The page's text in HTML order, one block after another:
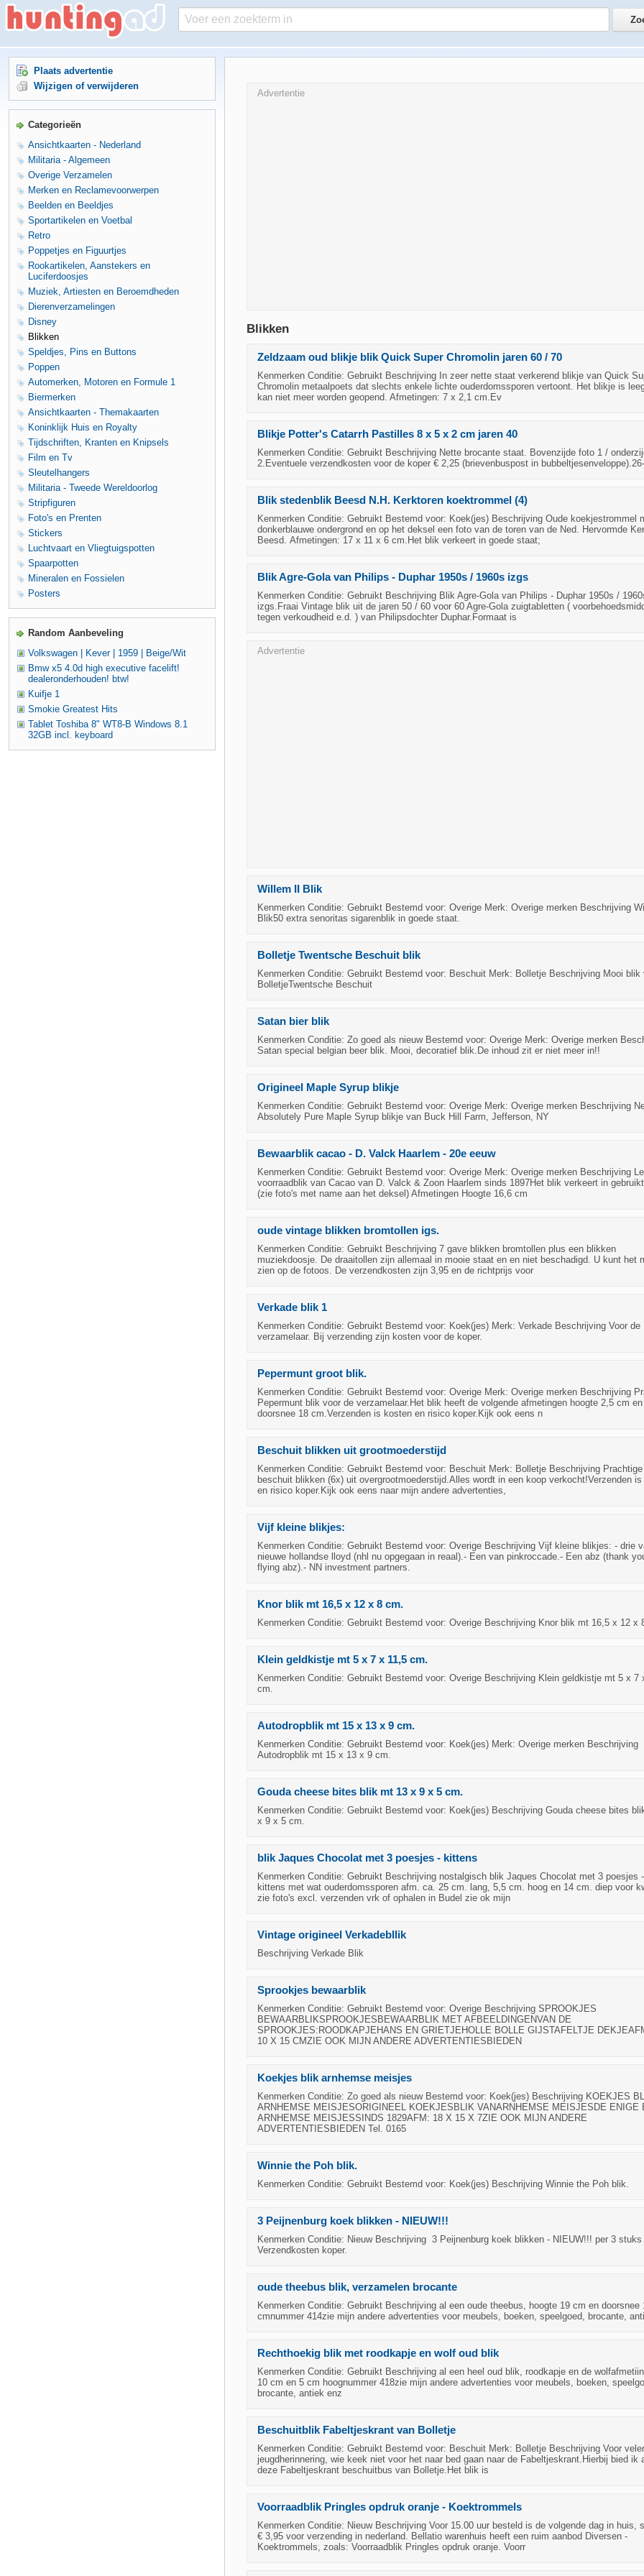
Advertentie
Blikken
Zeldzaam oud blikje blik Quick Super Chromolin jaren 60 / 70
Kenmerken Conditie: Gebruikt Beschrijving In zeer nette staat verkerend blikje van Quick
Chromolin metaalpoets dat slechts enkele lichte ouderdomssporen vertoont. Het blikje is
kan niet meer worden geopend. Afmetingen: 7 x 2,1 cm.Ev
Blikje Potter's Catarrh Pastilles 8 x 5 x 2 cm jaren 40
Kenmerken Conditie: Gebruikt Beschrijving Nette brocante staat. Bovenzijde foto 1 /
2.Eventuele verzendkosten voor de koper € 2,25 (brievenbuspost in
Blik stedenblik Beesd N.H. Kerktoren koektrommel (4)
Kenmerken Conditie: Gebruikt Bestemd voor: Koek(jes) Beschrijving Oude koekjestrommel
donkerblauwe ondergrond en op het deksel een foto van de toren van de Ned. Hervormde
Beesd. Afmetingen: 17 x 11 x 6 cm.Het blik verkeert in goede staat;
Blik Agre-Gola van Philips - Duphar 1950s / 1960s izgs
Kenmerken Conditie: Gebruikt Beschrijving Blik Agre-Gola van Philips - Duphar 1950s /
izgs.Fraai Vintage blik uit de jaren 50 / 60 voor 60 Agre-Gola zuigtabletten (
tegen verkoudheid e.d. ) van Philipsdochter Duphar.Formaat is
Advertentie
Willem II Blik
Kenmerken Conditie: Gebruikt Bestemd voor: Overige Merk: Overige merken Beschrijving
Blik50 extra senoritas sigarenblik in goede staat.
Bolletje Twentsche Beschuit blik
Kenmerken Conditie: Gebruikt Bestemd voor: Beschuit Merk: Bolletje Beschrijving Mooi blik
BolletjeTwentsche Beschuit
Satan bier blik
Kenmerken Conditie: Zo goed als nieuw Bestemd voor: Overige Merk: Overige merken
Satan special belgian beer blik. Mooi, decoratief blik.De inhoud zit er niet meer in!!
Origineel Maple Syrup blikje
Kenmerken Conditie: Gebruikt Bestemd voor: Overige Merk: Overige merken Beschrijving
Absolutely Pure Maple Syrup blikje van Buck Hill Farm, Jefferson, NY
Bewaarblik cacao - D. Valck Haarlem - 20e eeuw
Kenmerken Conditie: Gebruikt Bestemd voor: Overige Merk: Overige merken Beschrijving
voorraadblik van Cacao van D. Valck & Zoon Haarlem sinds 1897Het blik verkeert in
(zie foto's met name aan het deksel) Afmetingen Hoogte 16,6 cm
oude vintage blikken bromtollen igs.
Kenmerken Conditie: Gebruikt Beschrijving 7 gave blikken bromtollen plus een blikken
muziekdoosje. De draaitollen zijn allemaal in mooie staat en en niet beschadigd. U kunt het
zien op de fotoos. De verzendkosten zijn 3,95 en de richtprijs voor
Verkade blik 1
Kenmerken Conditie: Gebruikt Bestemd voor: Koek(jes) Merk: Verkade Beschrijving Voor de
verzamelaar. Bij verzending zijn kosten voor de koper.
Pepermunt groot blik.
Kenmerken Conditie: Gebruikt Bestemd voor: Overige Merk: Overige merken Beschrijving
Pepermunt blik voor de verzamelaar.Het blik heeft de volgende afmetingen hoogte 2,5 cm en
doorsnee 18 cm.Verzenden is kosten en risico koper.Kijk ook eens n
Beschuit blikken uit grootmoederstijd
Kenmerken Conditie: Gebruikt Bestemd voor: Beschuit Merk: Bolletje Beschrijving Prachtige
beschuit blikken (6x) uit overgrootmoederstijd.Alles wordt in een koop verkocht!Verzenden
en risico koper.Kijk ook eens naar mijn andere advertenties,
Vijf kleine blikjes:
Kenmerken Conditie: Gebruikt Bestemd voor: Overige Beschrijving Vijf kleine blikjes: - drie
nieuwe hollandse lloyd (nhl nu opgegaan in reaal).- Een van pinkroccade.- Een abz (thank
flying abz).- NN investment partners.
Knor blik mt 16,5 x 12 x 8 cm.
Kenmerken Conditie: Gebruikt Bestemd voor: Overige Beschrijving Knor blik mt 16,5 x 12 x
Klein geldkistje mt 5 x 7 x 11,5 cm.
Kenmerken Conditie: Gebruikt Bestemd voor: Overige Beschrijving Klein geldkistje mt 5 x 7
cm.
Autodropblik mt 15 x 13 x 9 cm.
Kenmerken Conditie: Gebruikt Bestemd voor: Koek(jes) Merk: Overige merken Beschrijving
Autodropblik mt 15 x 13 x 9 cm.
Gouda cheese bites blik mt 13 x 9 x 5 cm.
Kenmerken Conditie: Gebruikt Bestemd voor: Koek(jes) Beschrijving Gouda cheese bites
x 9 x 5 cm.
blik Jaques Chocolat met 3 poesjes - kittens
Kenmerken Conditie: Gebruikt Beschrijving nostalgisch blik Jaques Chocolat met 3 poesjes -
kittens met wat ouderdomssporen afm. ca. 25 cm. lang, 5,5 cm. hoog en 14 cm. diep voor
zie foto's excl. verzenden vrk of ophalen in Budel zie ok mijn
Vintage origineel Verkadebllik
Beschrijving Verkade Blik
Sprookjes bewaarblik
Kenmerken Conditie: Gebruikt Bestemd voor: Overige Beschrijving SPROOKJES
BEWAARBLIKSPROOKJESBEWAARBLIK MET AFBEELDINGENVAN DE
SPROOKJES:ROODKAPJEHANS EN GRIETJEHOLLE BOLLE GIJSTAFELTJE
10 X 15 CMZIE OOK MIJN ANDERE ADVERTENTIESBIEDEN
Koekjes blik arnhemse meisjes
Kenmerken Conditie: Zo goed als nieuw Bestemd voor: Koek(jes) Beschrijving KOEKJES
ARNHEMSE MEISJESORIGINEEL KOEKJESBLIK VANARNHEMSE MEISJESDE ENIGE
ARNHEMSE MEISJESSINDS 1829AFM: 18 X 15 X 7ZIE OOK MIJN ANDERE
ADVERTENTIESBIEDEN Tel. 0165
Winnie the Poh blik.
Kenmerken Conditie: Gebruikt Bestemd voor: Koek(jes) Beschrijving Winnie the Poh blik.
3 Peijnenburg koek blikken - NIEUW!!!
Kenmerken Conditie: Nieuw Beschrijving 3 Peijnenburg koek blikken - NIEUW!!! per 3 stuks
Verzendkosten koper.
oude theebus blik, verzamelen brocante
Kenmerken Conditie: Gebruikt Beschrijving al een oude theebus, hoogte 19 cm en doorsnee
cmnummer 414zie mijn andere advertenties voor meubels, boeken, speelgoed, brocante,
Rechthoekig blik met roodkapje en wolf oud blik
Kenmerken Conditie: Gebruikt Beschrijving al een heel oud blik, roodkapje en de
10 cm en 5 cm hoognummer 418zie mijn andere advertenties voor meubels, boeken,
brocante, antiek enz
Beschuitblik Fabeltjeskrant van Bolletje
Kenmerken Conditie: Gebruikt Bestemd voor: Beschuit Merk: Bolletje Beschrijving Voor
jeugdherinnering, wie keek niet voor het naar bed gaan naar de Fabeltjeskrant.Hierbij bied ik
deze Fabeltjeskrant beschuitbus van Bolletje.Het blik is
Voorraadblik Pringles opdruk oranje - Koektrommels
Kenmerken Conditie: Nieuw Beschrijving Voor 15.00 uur besteld is de volgende dag in huis,
€ 3,95 voor verzending in nederland. Bellatio warenhuis heeft een ruim aanbod Diversen -
Koektrommels, zoals: Voorraadblik Pringles opdruk oranje. Voorr
Plaats advertentie
Wijzigen of verwijderen
Categorieën
Ansichtkaarten - Nederland
Militaria - Algemeen
Overige Verzamelen
Merken en Reclamevoorwerpen
Beelden en Beeldjes
Sportartikelen en Voetbal
Retro
Poppetjes en Figuurtjes
Rookartikelen, Aanstekers en
Luciferdoosjes
Muziek, Artiesten en Beroemdheden
Dierenverzamelingen
Disney
Blikken
Speldjes, Pins en Buttons
Poppen
Automerken, Motoren en Formule 1
Biermerken
Ansichtkaarten - Themakaarten
Koninklijk Huis en Royalty
Tijdschriften, Kranten en Knipsels
Film en Tv
Sleutelhangers
Militaria - Tweede Wereldoorlog
Stripfiguren
Foto's en Prenten
Stickers
Luchtvaart en Vliegtuigspotten
Spaarpotten
Mineralen en Fossielen
Posters
Random Aanbeveling
Volkswagen | Kever | 1959 | Beige/Wit
Bmw x5 4.0d high executive facelift!
dealeronderhouden! btw!
Kuifje 1
Smokie Greatest Hits
Tablet Toshiba 8" WT8-B Windows 8.1
32GB incl. keyboard